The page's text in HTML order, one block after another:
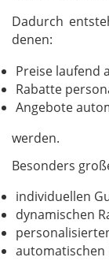
Dadurch
denen:
Preise laufend
Rabatte
Angebote
werden.
Besonders
individuellen
dynamischen
automatischen